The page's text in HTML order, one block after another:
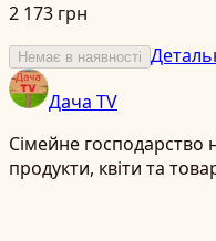
2 173 грн
Немає в наявності
Дача TV
Сімейне господарство
продукти, квіти та